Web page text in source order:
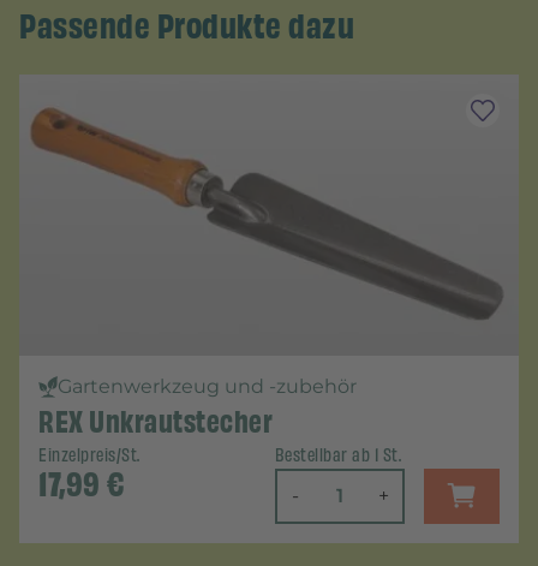
Passende Produkte dazu
Gartenwerkzeug und -zubehör
REX Unkrautstecher
Einzelpreis/St.
17,99€
Bestellbar ab 1 St.
- +